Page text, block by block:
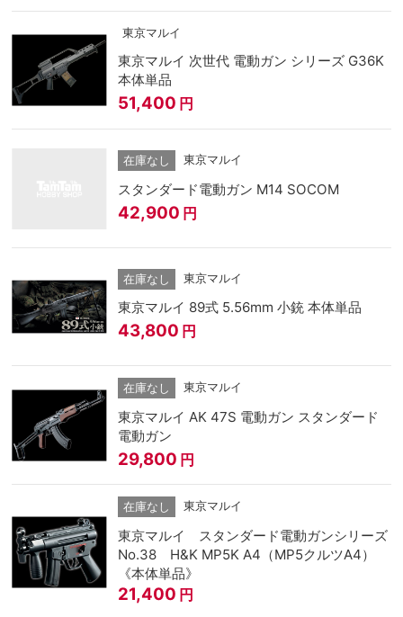
東京マルイ
東京マルイ 次世代 電動ガン シリーズ G36K
本体単品
51,400 円
在庫なし 東京マルイ
スタンダード電動ガン M14 SOCOM
42,900 円
在庫なし 東京マルイ
東京マルイ 89式 5.56mm 小銃 本体単品
43,800 円
在庫なし 東京マルイ
東京マルイ AK 47S 電動ガン スタンダード
電動ガン
29,800 円
在庫なし 東京マルイ
東京マルイ スタンダード電動ガンシリーズ
No.38 H&K MP5K A4（MP5クルツA4）
《本体単品》
21,400 円